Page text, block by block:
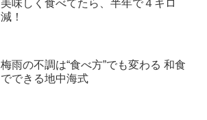
美味しく食べてたら、半年で４キロ
減！
梅雨の不調は“食べ方”でも変わる 和食
でできる地中海式